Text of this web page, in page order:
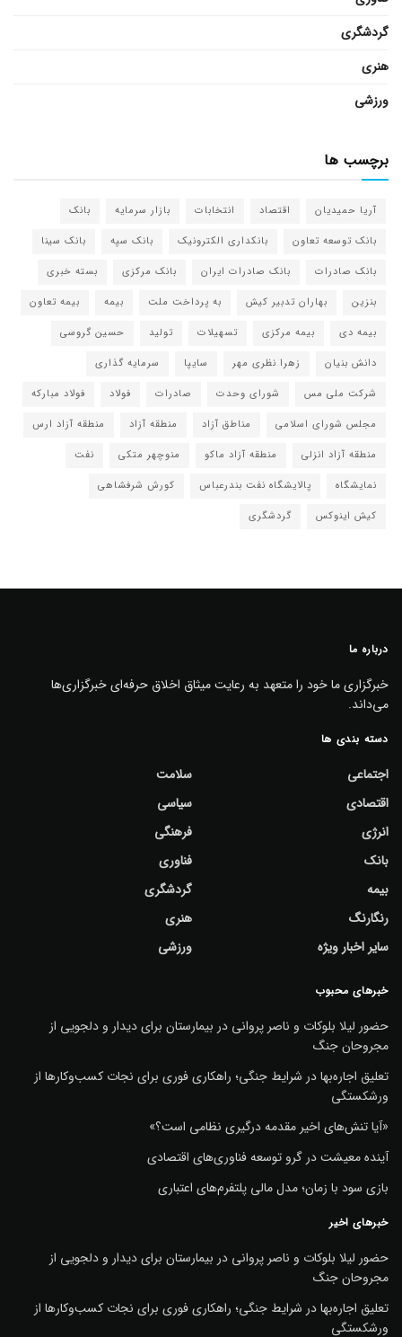
گردشگری
هنری
ورزشی
برچسب ها
آریا حمیدیان اقتصاد انتخابات بازار سرمایه
بانک
بانک توسعه تعاون
بانکداری الکترونیک بانک سپه
بانک سینا
بانک صادرات
بانک صادرات ایران بانک مرکزی
بسته خبری
بنزین
بهاران تدبیر کیش به پرداخت ملت بیمه
بیمه تعاون
بیمه دی
بیمه مرکزی تسهیلات تولید
حسین گروسی
دانش بنیان
زهرا نظری مهر سایپا
سرمایه گذاری
شرکت ملی مس
شورای وحدت صادرات فولاد
فولاد مبارکه
مجلس شورای اسلامی
مناطق آزاد منطقه آزاد
منطقه آزاد ارس
منطقه آزاد انزلی
منطقه آزاد ماکو منوچهر متکی
نفت
نمایشگاه
پالایشگاه نفت بندرعباس
کورش شرفشاهی
کیش اینوکس
گردشگری
درباره ما
خبرگزاری ما خود را متعهد به رعایت میثاق اخلاق حرفه‌ای خبرگزاری‌ها
می‌داند.
دسته بندی ها
اجتماعی
اقتصادی
انرژی
بانک
بیمه
رنگارنگ
سایر اخبار ویژه
سلامت
سیاسی
فرهنگی
فناوری
گردشگری
هنری
ورزشی
خبرهای محبوب
حضور لیلا بلوکات و ناصر پروانی در بیمارستان برای دیدار و دلجویی از
مجروحان جنگ
تعلیق اجاره‌بها در شرایط جنگی؛ راهکاری فوری برای نجات کسب‌وکارها از
ورشکستگی
«آیا تنش‌های اخیر مقدمه درگیری نظامی است؟»
آینده معیشت در گرو توسعه فناوری‌های اقتصادی
بازی سود با زمان؛ مدل مالی پلتفرم‌های اعتباری
خبرهای اخیر
حضور لیلا بلوکات و ناصر پروانی در بیمارستان برای دیدار و دلجویی از
مجروحان جنگ
تعلیق اجاره‌بها در شرایط جنگی؛ راهکاری فوری برای نجات کسب‌وکارها از
ورشکستگی